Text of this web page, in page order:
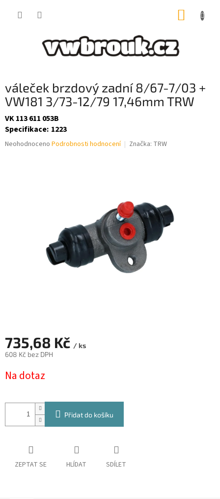
váleček brzdový zadní 8/67-7/03 +
VW181 3/73-12/79 17,46mm TRW
VK 113 611 053B
Specifikace: 1223
Průměrné
Neohodnoceno Podrobnosti hodnocení Značka: TRW
735,68 Kč / ks
608 Kč bez DPH
cena:
Na dotaz
Přidat do košíku
ZEPTAT SE HLÍDAT SDÍLET